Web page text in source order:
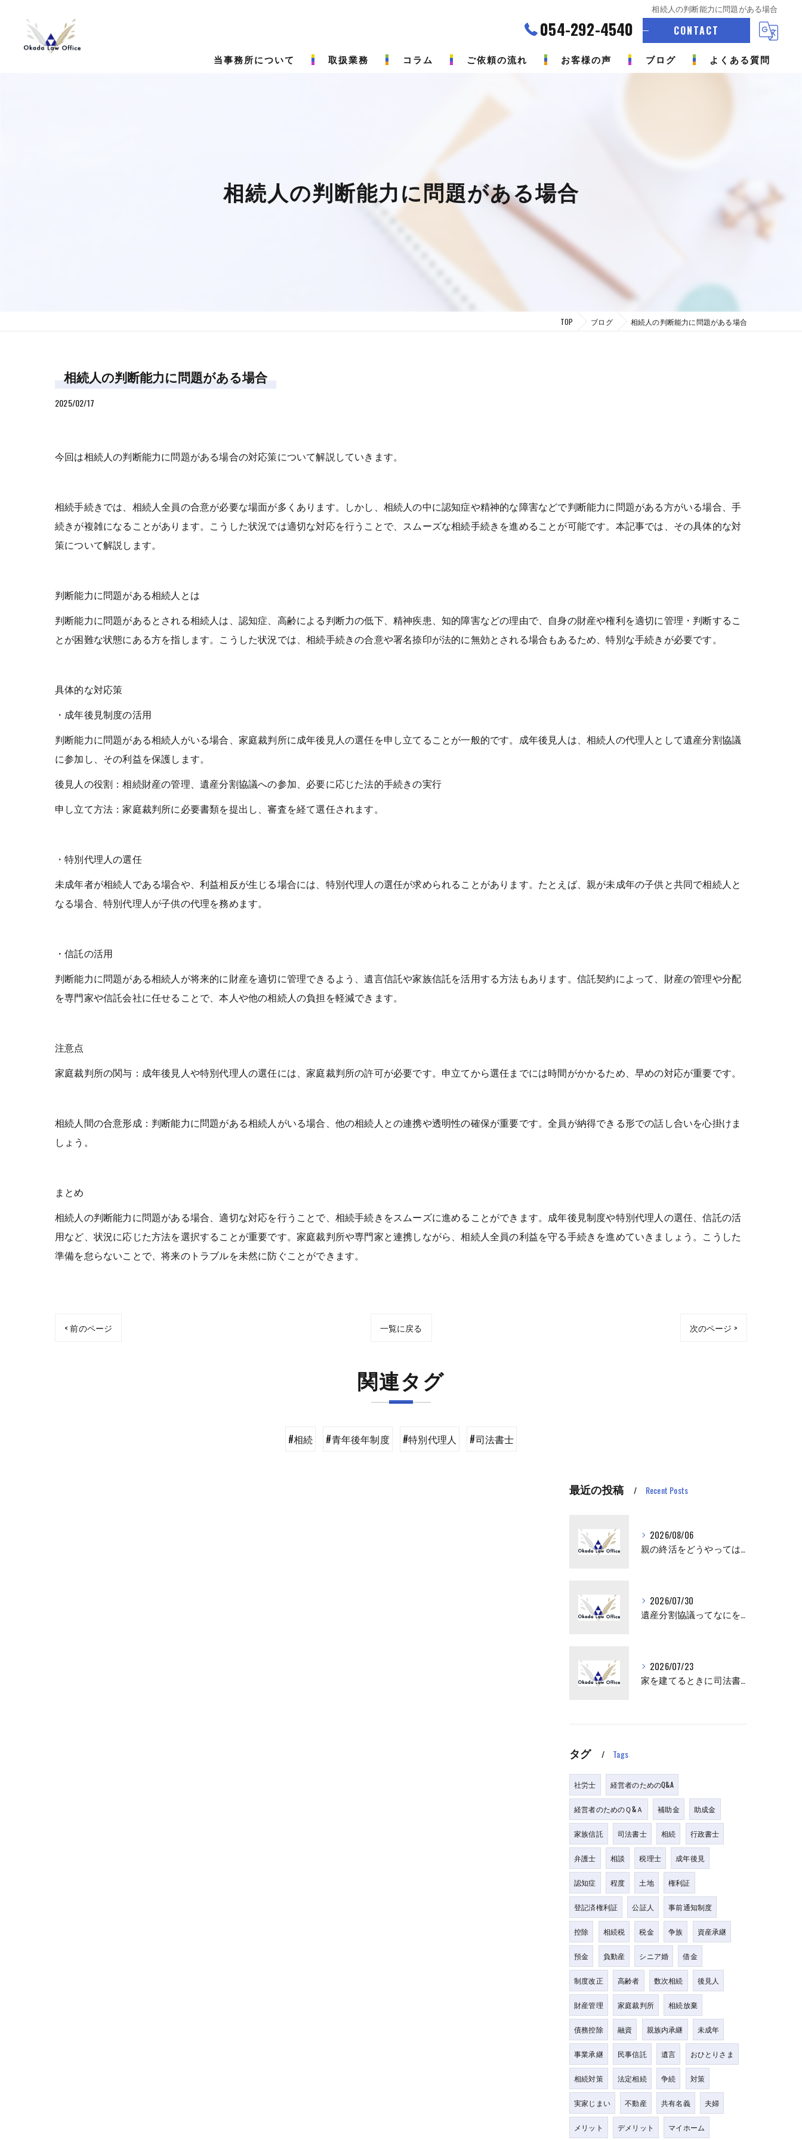
相続人の判断能力に問題がある場合
054-292-4540 CONTACT
当事務所について 取扱業務 コラム ご依頼の流れ お客様の声 ブログ よくある質問
相続人の判断能力に問題がある場合
TOP ブログ 相続人の判断能力に問題がある場合
相続人の判断能力に問題がある場合
2025/02/17
今回は相続人の判断能力に問題がある場合の対応策について解説していきます。
相続手続きでは、相続人全員の合意が必要な場面が多くあります。しかし、相続人の中に認知症や精神的な障害などで判断能力に問題がある方がいる場合、手
続きが複雑になることがあります。こうした状況では適切な対応を行うことで、スムーズな相続手続きを進めることが可能です。本記事では、その具体的な対
策について解説します。
判断能力に問題がある相続人とは
判断能力に問題があるとされる相続人は、認知症、高齢による判断力の低下、精神疾患、知的障害などの理由で、自身の財産や権利を適切に管理・判断するこ
とが困難な状態にある方を指します。こうした状況では、相続手続きの合意や署名捺印が法的に無効とされる場合もあるため、特別な手続きが必要です。
具体的な対応策
・成年後見制度の活用
判断能力に問題がある相続人がいる場合、家庭裁判所に成年後見人の選任を申し立てることが一般的です。成年後見人は、相続人の代理人として遺産分割協議
に参加し、その利益を保護します。
後見人の役割：相続財産の管理、遺産分割協議への参加、必要に応じた法的手続きの実行
申し立て方法：家庭裁判所に必要書類を提出し、審査を経て選任されます。
・特別代理人の選任
未成年者が相続人である場合や、利益相反が生じる場合には、特別代理人の選任が求められることがあります。たとえば、親が未成年の子供と共同で相続人と
なる場合、特別代理人が子供の代理を務めます。
・信託の活用
判断能力に問題がある相続人が将来的に財産を適切に管理できるよう、遺言信託や家族信託を活用する方法もあります。信託契約によって、財産の管理や分配
を専門家や信託会社に任せることで、本人や他の相続人の負担を軽減できます。
注意点
家庭裁判所の関与：成年後見人や特別代理人の選任には、家庭裁判所の許可が必要です。申立てから選任までには時間がかかるため、早めの対応が重要です。
相続人間の合意形成：判断能力に問題がある相続人がいる場合、他の相続人との連携や透明性の確保が重要です。全員が納得できる形での話し合いを心掛けま
しょう。
まとめ
相続人の判断能力に問題がある場合、適切な対応を行うことで、相続手続きをスムーズに進めることができます。成年後見制度や特別代理人の選任、信託の活
用など、状況に応じた方法を選択することが重要です。家庭裁判所や専門家と連携しながら、相続人全員の利益を守る手続きを進めていきましょう。こうした
準備を怠らないことで、将来のトラブルを未然に防ぐことができます。
< 前のページ 一覧に戻る 次のページ >
関連タグ
#相続 #青年後年制度 #特別代理人 #司法書士
最近の投稿 Recent Posts
2026/08/06
親の終活をどうやってはじめさせればいい？
2026/07/30
遺産分割協議ってなにをすればいいの？
2026/07/23
家を建てるときに司法書士が出てくるけど、何をするの？
タグ Tags
社労士 経営者のためのQ&A
経営者のためのＱ&Ａ 補助金 助成金
家族信託 司法書士 相続 行政書士
弁護士 相談 税理士 成年後見
認知症 程度 土地 権利証
登記済権利証 公証人 事前通知制度
控除 相続税 税金 争族 資産承継
預金 負動産 シニア婚 借金
制度改正 高齢者 数次相続 後見人
財産管理 家庭裁判所 相続放棄
債務控除 融資 親族内承継 未成年
事業承継 民事信託 遺言 おひとりさま
相続対策 法定相続 争続 対策
実家じまい 不動産 共有名義 夫婦
メリット デメリット マイホーム